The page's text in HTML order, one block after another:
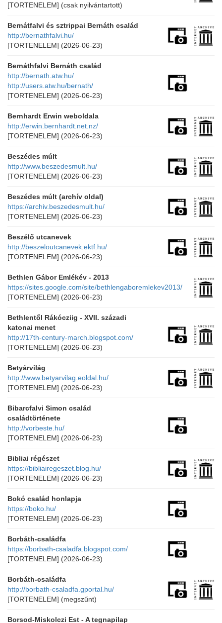
[TORTENELEM] (csak nyilvántartott)
Bernátfalvi és sztrippai Bernáth család
http://bernathfalvi.hu/
[TORTENELEM] (2026-06-23)
Bernáthfalvi Bernáth család
http://bernath.atw.hu/
http://users.atw.hu/bernath/
[TORTENELEM] (2026-06-23)
Bernhardt Erwin weboldala
http://erwin.bernhardt.net.nz/
[TORTENELEM] (2026-06-23)
Beszédes múlt
http://www.beszedesmult.hu/
[TORTENELEM] (2026-06-23)
Beszédes múlt (archív oldal)
https://archiv.beszedesmult.hu/
[TORTENELEM] (2026-06-23)
Beszélő utcanevek
http://beszeloutcanevek.ektf.hu/
[TORTENELEM] (2026-06-23)
Bethlen Gábor Emlékév - 2013
https://sites.google.com/site/bethlengaboremlekev2013/
[TORTENELEM] (2026-06-23)
Bethlentől Rákócziig - XVII. századi
katonai menet
http://17th-century-march.blogspot.com/
[TORTENELEM] (2026-06-23)
Betyárvilág
http://www.betyarvilag.eoldal.hu/
[TORTENELEM] (2026-06-23)
Bibarcfalvi Simon család
családtörténete
http://vorbeste.hu/
[TORTENELEM] (2026-06-23)
Bibliai régészet
https://bibliairegeszet.blog.hu/
[TORTENELEM] (2026-06-23)
Bokó család honlapja
https://boko.hu/
[TORTENELEM] (2026-06-23)
Borbáth-családfa
https://borbath-csaladfa.blogspot.com/
[TORTENELEM] (2026-06-23)
Borbáth-családfa
http://borbath-csaladfa.gportal.hu/
[TORTENELEM] (megszűnt)
Borsod-Miskolczi Est - A tegnapilap